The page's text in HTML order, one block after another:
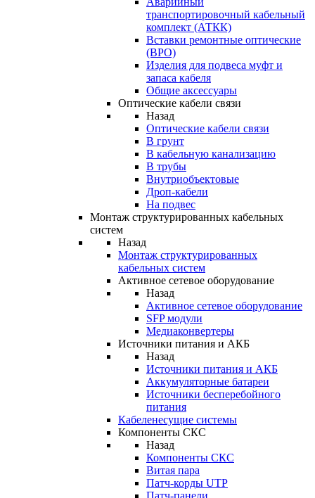
транспортировочный кабельный
комплект (АТКК)
Вставки ремонтные оптические
(ВРО)
Изделия для подвеса муфт и
запаса кабеля
Общие аксессуары
Оптические кабели связи
Назад
Оптические кабели связи
В грунт
В кабельную канализацию
В трубы
Внутриобъектовые
Дроп-кабели
На подвес
Монтаж структурированных кабельных
систем
Назад
Монтаж структурированных
кабельных систем
Активное сетевое оборудование
Назад
Активное сетевое оборудование
SFP модули
Медиаконвертеры
Источники питания и АКБ
Назад
Источники питания и АКБ
Аккумуляторные батареи
Источники бесперебойного
питания
Кабеленесущие системы
Компоненты СКС
Назад
Компоненты СКС
Витая пара
Патч-корды UTP
Патч-панели